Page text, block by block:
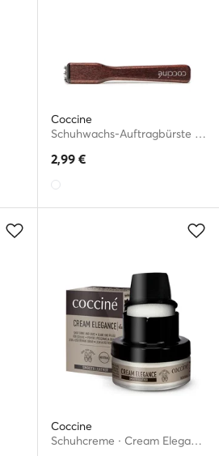
Coccine
Schuhwachs-Auftragbürste · Shoe Brush For Wax Application 621/11AZ
2,99 €
Coccine
Schuhcreme · Cream Elegance 55/26/50/14/A/V7